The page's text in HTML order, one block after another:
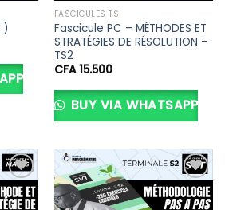
)
FASCICULES TS
Fascicule PC – MÉTHODES ET
STRATÉGIES DE RÉSOLUTION –
TS2
CFA15.500
BUY VIA WHATSAPP